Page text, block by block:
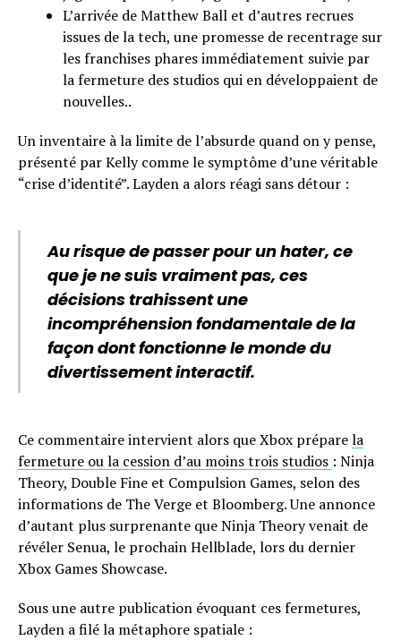
L’arrivée de Matthew Ball et d’autres recrues
issues de la tech, une promesse de recentrage sur
les franchises phares immédiatement suivie par
la fermeture des studios qui en développaient de
nouvelles..
Un inventaire à la limite de l’absurde quand on y pense,
présenté par Kelly comme le symptôme d’une véritable
“crise d’identité”. Layden a alors réagi sans détour :
Au risque de passer pour un hater, ce
que je ne suis vraiment pas, ces
décisions trahissent une
incompréhension fondamentale de la
façon dont fonctionne le monde du
divertissement interactif.
Ce commentaire intervient alors que Xbox préparela
fermeture ou la cession d’au moins trois studios : Ninja
Theory, Double Fine et Compulsion Games, selon des
informations de The Verge et Bloomberg. Une annonce
d’autant plus surprenante que Ninja Theory venait de
révéler Senua, le prochain Hellblade, lors du dernier
Xbox Games Showcase.
Sous une autre publication évoquant ces fermetures,
Layden a filé la métaphore spatiale :